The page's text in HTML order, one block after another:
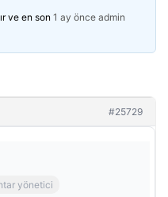
ve en son 1 ay önce admin
#25729
yönetici